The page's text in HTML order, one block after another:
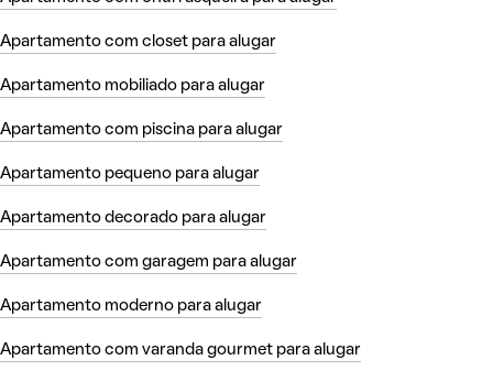
Apartamento com closet para alugar
Apartamento mobiliado para alugar
Apartamento com piscina para alugar
Apartamento pequeno para alugar
Apartamento decorado para alugar
Apartamento com garagem para alugar
Apartamento moderno para alugar
Apartamento com varanda gourmet para alugar